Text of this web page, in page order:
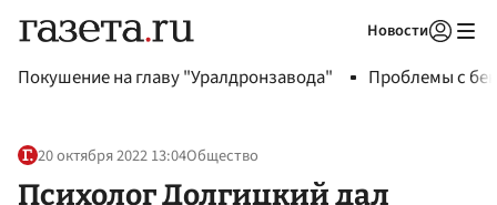
Новости
Покушение на главу "Уралдронзавода" Проблемы с
20 октября 2022 13:04Общество
Психолог Долгицкий дал